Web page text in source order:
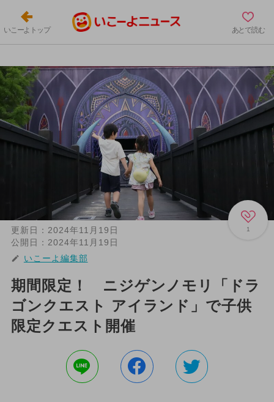
いこーよトップ あとで読む
1
更新日： 2024年11月19日
公開日： 2024年11月19日
いこーよ編集部
期間限定！ ニジゲンノモリ「ドラ
ゴンクエスト アイランド」で子供
限定クエスト開催